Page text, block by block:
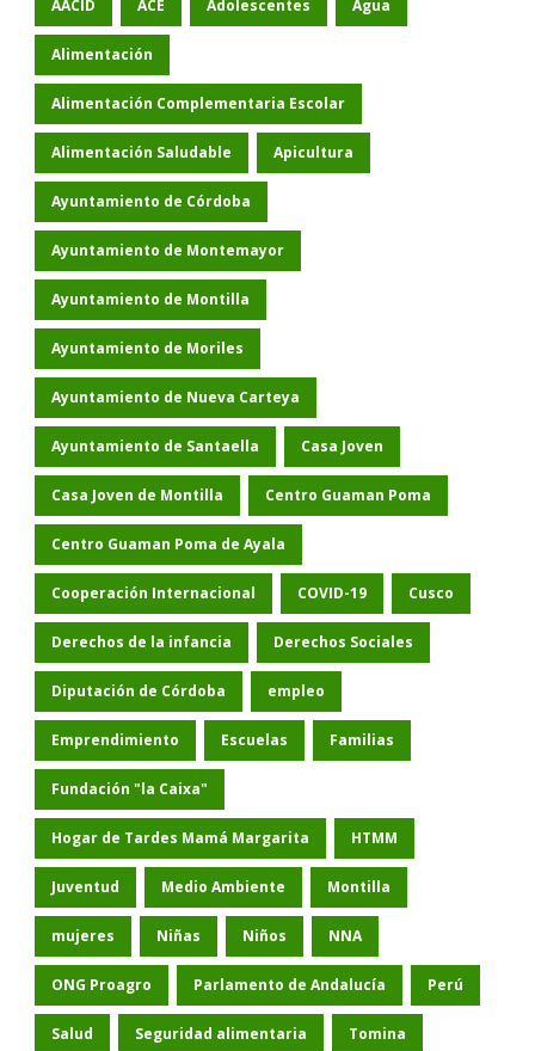
AACID ACE Adolescentes Agua
Alimentación
Alimentación Complementaria Escolar
Alimentación Saludable Apicultura
Ayuntamiento de Córdoba
Ayuntamiento de Montemayor
Ayuntamiento de Montilla
Ayuntamiento de Moriles
Ayuntamiento de Nueva Carteya
Ayuntamiento de Santaella Casa Joven
Casa Joven de Montilla Centro Guaman Poma
Centro Guaman Poma de Ayala
Cooperación Internacional COVID-19 Cusco
Derechos de la infancia Derechos Sociales
Diputación de Córdoba empleo
Emprendimiento Escuelas Familias
Fundación "la Caixa"
Hogar de Tardes Mamá Margarita HTMM
Juventud Medio Ambiente Montilla
mujeres Niñas Niños NNA
ONG Proagro Parlamento de Andalucía Perú
Salud Seguridad alimentaria Tomina